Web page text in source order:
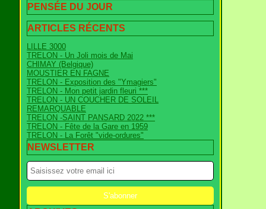
PENSÉE DU JOUR
ARTICLES RÉCENTS
LILLE 3000
TRELON - Un Joli mois de Mai
CHIMAY (Belgique)
MOUSTIER EN FAGNE
TRELON - Exposition des "Ymagiers"
TRELON - Mon petit jardin fleuri ***
TRELON - UN COUCHER DE SOLEIL
REMARQUABLE
TRELON -SAINT PANSARD 2022 ***
TRELON - Fête de la Gare en 1959
TRELON - La Forêt "vide-ordures"
NEWSLETTER